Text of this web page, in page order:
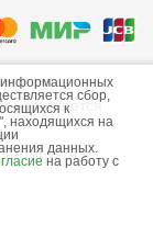
не является
сбор,
к
находящихся на
данных.
на работу с